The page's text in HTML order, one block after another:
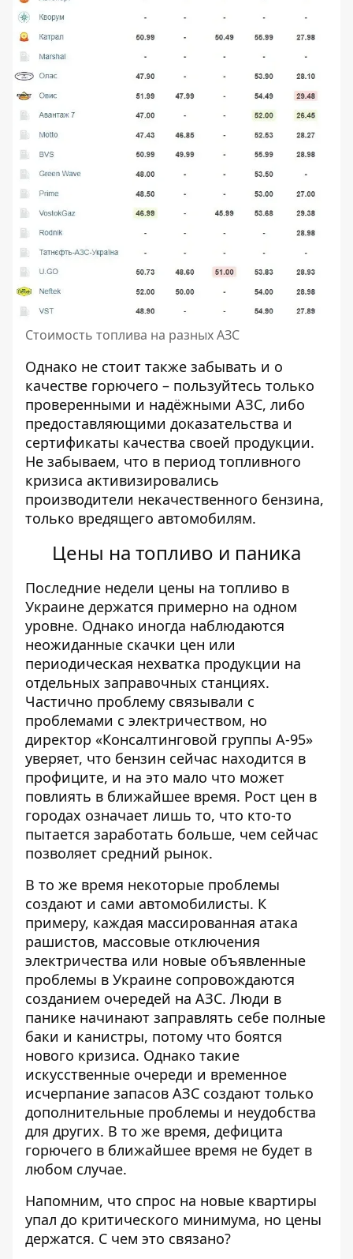
Стоимость топлива на разных АЗС
Однако не стоит также забывать и о
качестве горючего – пользуйтесь только
проверенными и надёжными АЗС, либо
предоставляющими доказательства и
сертификаты качества своей продукции.
Не забываем, что в период топливного
кризиса активизировались
производители некачественного бензина,
только вредящего автомобилям.
Цены на топливо и паника
Последние недели цены на топливо в
Украине держатся примерно на одном
уровне. Однако иногда наблюдаются
неожиданные скачки цен или
периодическая нехватка продукции на
отдельных заправочных станциях.
Частично проблему связывали с
проблемами с электричеством, но
директор «Консалтинговой группы А-95»
уверяет, что бензин сейчас находится в
профиците, и на это мало что может
повлиять в ближайшее время. Рост цен в
городах означает лишь то, что кто-то
пытается заработать больше, чем сейчас
позволяет средний рынок.
В то же время некоторые проблемы
создают и сами автомобилисты. К
примеру, каждая массированная атака
рашистов, массовые отключения
электричества или новые объявленные
проблемы в Украине сопровождаются
созданием очередей на АЗС. Люди в
панике начинают заправлять себе полные
баки и канистры, потому что боятся
нового кризиса. Однако такие
искусственные очереди и временное
исчерпание запасов АЗС создают только
дополнительные проблемы и неудобства
для других. В то же время, дефицита
горючего в ближайшее время не будет в
любом случае.
Напомним, что спрос на новые квартиры
упал до критического минимума, но цены
держатся. С чем это связано?